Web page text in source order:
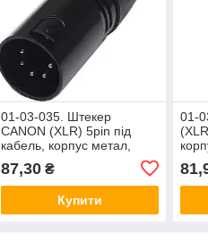
01-03-035. Штекер
CANON (XLR) 5pin під
кабель, корпус метал,
87,30₴
Купити
01-